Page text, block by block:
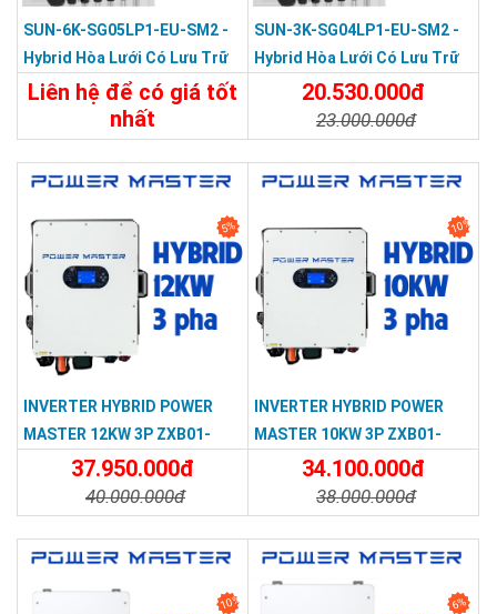
SUN-6K-SG05LP1-EU-SM2 -
Hybrid Hòa Lưới Có Lưu Trữ
DEYE 6KW 1 Pha
Liên hệ để có giá tốt
nhất
SUN-3K-SG04LP1-EU-SM2 -
Hybrid Hòa Lưới Có Lưu Trữ
DEYE 3KW 1 Pha
20.530.000đ
23.000.000đ
5%
INVERTER HYBRID POWER
MASTER 12KW 3P ZXB01-
TPM-123G-EU
37.950.000đ
40.000.000đ
10%
INVERTER HYBRID POWER
MASTER 10KW 3P ZXB01-
TPM-103G-EU
34.100.000đ
38.000.000đ
10% 6%